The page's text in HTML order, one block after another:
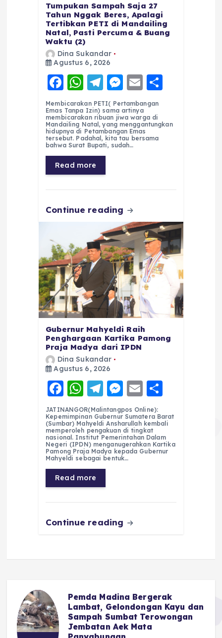
Tumpukan Sampah Saja 27
Tahun Nggak Beres, Apalagi
Tertibkan PETI di Mandailing
Natal, Pasti Percuma & Buang
Waktu (2)
Dina Sukandar
Agustus 6, 2026
F
a
c
e
b
o
o
k
W
h
a
ts
A
p
p
T
el
e
g
r
a
m
M
e
ss
e
n
E
m
ai
l
re
Membicarakan PETI( Pertambangan
Emas Tanpa Izin) sama artinya
membicarakan ribuan jiwa warga di
Mandailing Natal, yang menggantungkan
hidupnya di Petambangan Emas
tersebut. Padahal, kita tau bersama
bahwa Surat Bupati, sudah…
Read more
Continue reading
Gubernur Mahyeldi Raih
Penghargaan Kartika Pamong
Praja Madya dari IPDN
Dina Sukandar
Agustus 6, 2026
F
a
c
e
b
o
o
k
W
h
a
ts
A
p
p
T
el
e
g
r
a
m
M
e
ss
e
n
E
m
ai
l
a
re
JATINANGOR(Malintangpos Online):
Kepemimpinan Gubernur Sumatera Barat
(Sumbar) Mahyeldi Ansharullah kembali
memperoleh pengakuan di tingkat
nasional. Institut Pemerintahan Dalam
Negeri (IPDN) menganugerahkan Kartika
Pamong Praja Madya kepada Gubernur
Mahyeldi sebagai bentuk…
Read more
Continue reading
Pemda Madina Bergerak
Lambat, Gelondongan Kayu dan
Sampah Sumbat Terowongan
Jembatan Aek Mata